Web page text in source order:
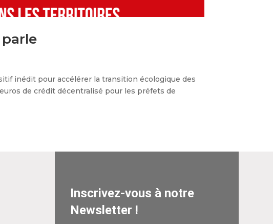
inédit pour accélérer la transition écologique des
de crédit décentralisé pour les préfets de
Inscrivez-vous à notre
Newsletter !